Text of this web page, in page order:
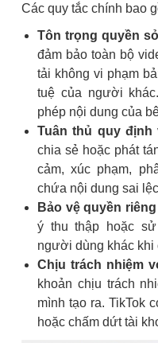
Các quy tắc chính bao
Tôn trọng quyền
đảm bảo toàn bộ
tải không vi phạm
tuệ của người
phép nội dung của
Tuân thủ quy định
chia sẻ hoặc phát
cảm, xúc phạm,
chứa nội dung sai
Bảo vệ quyền
ý thu thập hoặc
người dùng khác
Chịu trách nhiệm
khoản chịu trách
mình tạo ra. TikTok
hoặc chấm dứt tài